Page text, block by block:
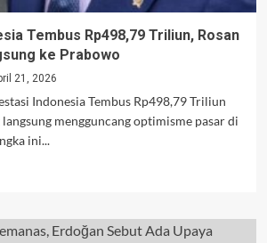
Tembus Rp498,79 Triliun, Rosan
ke Prabowo
21, 2026
Indonesia Tembus Rp498,79 Triliun
mengguncang optimisme pasar di
ini...